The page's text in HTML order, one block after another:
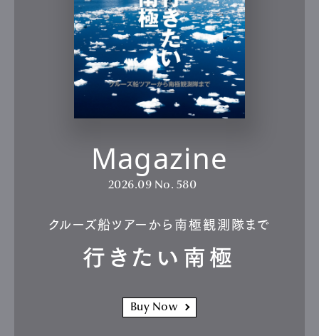
Magazine
2026.09 No. 580
クルーズ船ツアーから南極観測隊まで
行きたい南極
Buy Now